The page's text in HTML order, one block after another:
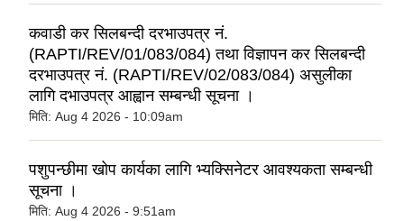
कवाडी कर सिलबन्दी दरभाउपत्र नं.
(RAPTI/REV/01/083/084) तथा विज्ञापन कर सिलबन्दी
दरभाउपत्र नं. (RAPTI/REV/02/083/084) असुलीका
लागि दभाउपत्र आह्वान सम्बन्धी सूचना ।
मिति: Aug 4 2026 - 10:09am
पशुपन्छीमा खोप कार्यका लागि भ्यक्सिनेटर आवश्यकता सम्बन्धी
सूचना ।
मिति: Aug 4 2026 - 9:51am